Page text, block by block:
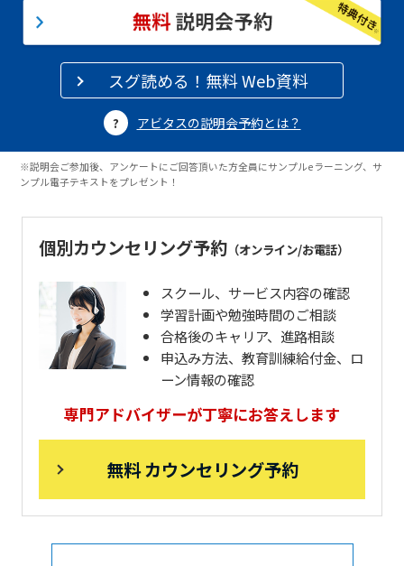
スグ読める！無料 Web資料
アビタスの説明会予約とは？
※説明会ご参加後、アンケートにご回答頂いた方全員にサンプルeラーニング、サ
ンプル電子テキストをプレゼント！
個別カウンセリング予約（オンライン/お電話）
スクール、サービス内容の確認
学習計画や勉強時間のご相談
合格後のキャリア、進路相談
申込み方法、教育訓練給付金、ロ
ーン情報の確認
専門アドバイザーが丁寧にお答えします
無料 カウンセリング予約